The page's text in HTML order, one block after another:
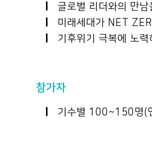
글로벌 리더와의 만
미래세대가 NET
기후위기 극복에 노
참가자
기수별 100~150명(